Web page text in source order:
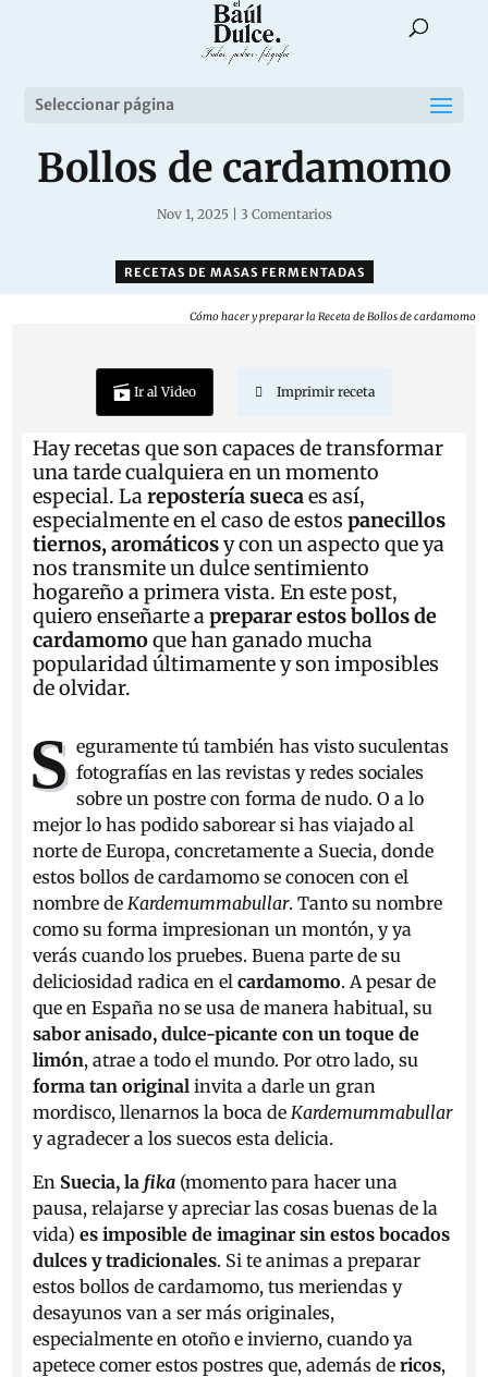
Seleccionar página
Bollos de cardamomo
Nov 1, 2025| 3 Comentarios
RECETAS DE MASAS FERMENTADAS
Cómo hacer y preparar la Receta de Bollos de cardamomo
Ir al Video Imprimir receta
Hay recetas que son capaces de transformar
una tarde cualquiera en un momento
especial. Larepostería suecaes así,
especialmente en el caso de estospanecillos
tiernos, aromáticosy con un aspecto que ya
nos transmite un dulce sentimiento
hogareño a primera vista. En este post,
quiero enseñarte apreparar estos bollos de
cardamomoque han ganado mucha
popularidad últimamente y son imposibles
de olvidar.
S eguramente tú también has visto suculentas
fotografías en las revistas y redes sociales
sobre un postre con forma de nudo. O a lo
mejor lo has podido saborear si has viajado al
norte de Europa, concretamente a Suecia, donde
estos bollos de cardamomo se conocen con el
nombre deKardemummabullar. Tanto su nombre
como su forma impresionan un montón, y ya
verás cuando los pruebes. Buena parte de su
deliciosidad radica en elcardamomo. A pesar de
que en España no se usa de manera habitual, su
sabor anisado, dulce-picante con un toque de
limón, atrae a todo el mundo. Por otro lado, su
forma tan original invita a darle un gran
mordisco, llenarnos la boca deKardemummabullar
y agradecer a los suecos esta delicia.
En Suecia, la fika (momento para hacer una
pausa, relajarse y apreciar las cosas buenas de la
vida) es imposible de imaginar sin estos bocados
dulces y tradicionales. Si te animas a preparar
estos bollos de cardamomo, tus meriendas y
desayunos van a ser más originales,
especialmente en otoño e invierno, cuando ya
apetece comer estos postres que, además dericos,